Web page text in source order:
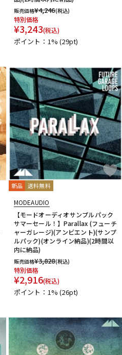
販売価格¥4,246(税込)
特別価格
¥3,243(税込)
ポイント：1%(29pt)
新品 送料無料
MODEAUDIO
【モードオーディオサンプルパック
サマーセール！】Parallax (フューチ
ャーガレージ)(アンビエント)(サンプ
ルパック)(オンライン納品)(2時間以
内に納品)
販売価格¥3,828(税込)
特別価格
¥2,916(税込)
ポイント：1%(26pt)